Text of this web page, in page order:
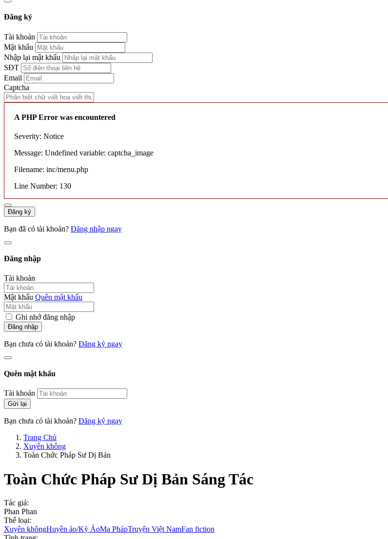
Đăng ký
Tài khoản
Mật khẩu
Nhập lại mật khẩu
SĐT
Email
Captcha
A PHP Error was encountered
Severity: Notice
Message: Undefined variable: captcha_image
Filename: inc/menu.php
Line Number: 130
Đăng ký
Bạn đã có tài khoản? Đăng nhập ngay
Đăng nhập
Tài khoản
Mật khẩu Quên mật khẩu
Ghi nhớ đăng nhập
Đăng nhập
Bạn chưa có tài khoản? Đăng ký ngay
Quên mật khẩu
Tài khoản
Gửi lại
Bạn chưa có tài khoản? Đăng ký ngay
Trang Chủ
Xuyên không
Toàn Chức Pháp Sư Dị Bản
Toàn Chức Pháp Sư Dị Bản Sáng Tác
Tác giả:
Phan Phan
Thể loại:
Xuyên khôngHuyền ảo/Kỳ ẢoMa PhápTruyện Việt NamFan fiction